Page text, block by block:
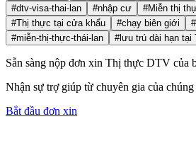
#dtv-visa-thai-lan
#nhập cư
#Miễn thị
#Thị thực tại cửa khẩu
#chạy biên giới
#miễn-thị-thực-thái-lan
#lưu trú dài hạn tại
Sẵn sàng nộp đơn xin Thị thực DTV của
Nhận sự trợ giúp từ chuyên gia của chúng
Bắt đầu đơn xin